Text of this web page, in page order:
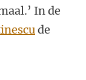
In de
de